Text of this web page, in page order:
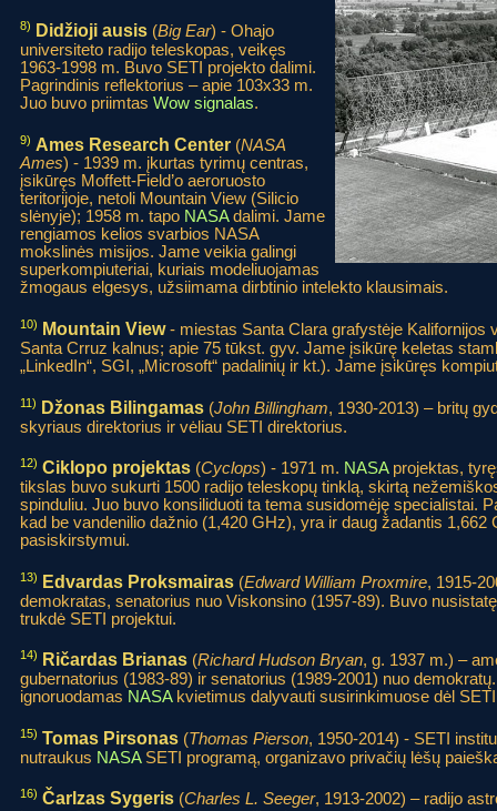
8) Didžioji ausis (Big Ear) - Ohajo
universiteto radijo teleskopas, veikęs
1963-1998 m. Buvo SETI projekto dalimi.
Pagrindinis reflektorius – apie 103x33 m.
Juo buvo priimtas Wow signalas.
9) Ames Research Center (NASA
Ames) - 1939 m. įkurtas tyrimų centras,
įsikūręs Moffett-Field’o aeroruosto
teritorijoje, netoli Mountain View (Silicio
slėnyje); 1958 m. tapo NASAdalimi. Jame
rengiamos kelios svarbios NASA
mokslinės misijos. Jame veikia galingi
superkompiuteriai, kuriais modeliuojamas
žmogaus elgesys, užsiimama dirbtinio intelekto klausimais.
10) Mountain View- miestas Santa Clara grafystėje Kalifornijos
Santa Crruz kalnus; apie 75 tūkst. gyv. Jame įsikūrę keletas
„LinkedIn“, SGI, „Microsoft“ padalinių ir kt.). Jame įsikūręs
11) Džonas Bilingamas (John Billingham, 1930-2013) – britų
skyriaus direktorius ir vėliau SETI direktorius.
12) Ciklopo projektas (Cyclops) - 1971 m. NASAprojektas,
tikslas buvo sukurti 1500 radijo teleskopų tinklą, skirtą
spinduliu. Juo buvo konsiliduoti ta tema susidomėję specialistai.
kad be vandenilio dažnio (1,420 GHz), yra ir daug žadantis
pasiskirstymui.
13) Edvardas Proksmairas (Edward William Proxmire, 1915-
demokratas, senatorius nuo Viskonsino (1957-89). Buvo
trukdė SETI projektui.
14) Ričardas Brianas (Richard Hudson Bryan, g. 1937 m.) –
gubernatorius (1983-89) ir senatorius (1989-2001) nuo
ignoruodamas NASAkvietimus dalyvauti susirinkimuose dėl
15) Tomas Pirsonas (Thomas Pierson, 1950-2014) - SETI
nutraukus NASASETI programą, organizavo privačių lėšų
16) Čarlzas Sygeris (Charles L. Seeger, 1913-2002) – radijo